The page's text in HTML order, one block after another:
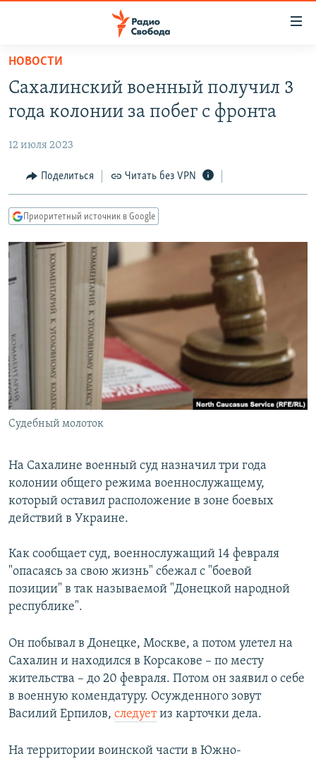
упрощенного
доступа
основному
Вернутся
главной
навигации
Вернутся
поиску
ЦИТАТЫ СВОБОДЫ
МНЕНИЯ
IDEL.РЕАЛИИ
КАВКАЗ.РЕАЛИИ
СЕВЕР.РЕАЛИИ
СИБИРЬ.РЕАЛИИ
РАСПИСАНИЕ ВЕЩАНИЯ
ПОДПИШИТЕСЬ НА РАССЫЛКУ
СОЦИАЛЬНЫЕ СЕТИ
Все сайты РСЕ/РС
НОВОСТИ
Сахалинский военный получил 3
года колонии за побег с фронта
12 июля 2023
Поделиться Читать без VPN
Приоритетный источник в Google
Cудебный молоток
На Сахалине военный суд назначил три года
колонии общего режима военнослужащему,
который оставил расположение в зоне боевых
действий в Украине.
Как сообщает суд, военнослужащий 14 февраля
"опасаясь за свою жизнь" сбежал с "боевой
позиции" в так называемой "Донецкой народной
республике".
Он побывал в Донецке, Москве, а потом улетел на
Сахалин и находился в Корсакове – по месту
жительства – до 20 февраля. Потом он заявил о себе
в военную комендатуру. Осужденного зовут
Василий Ерпилов, следуетиз карточки дела.
На территории воинской части в Южно-